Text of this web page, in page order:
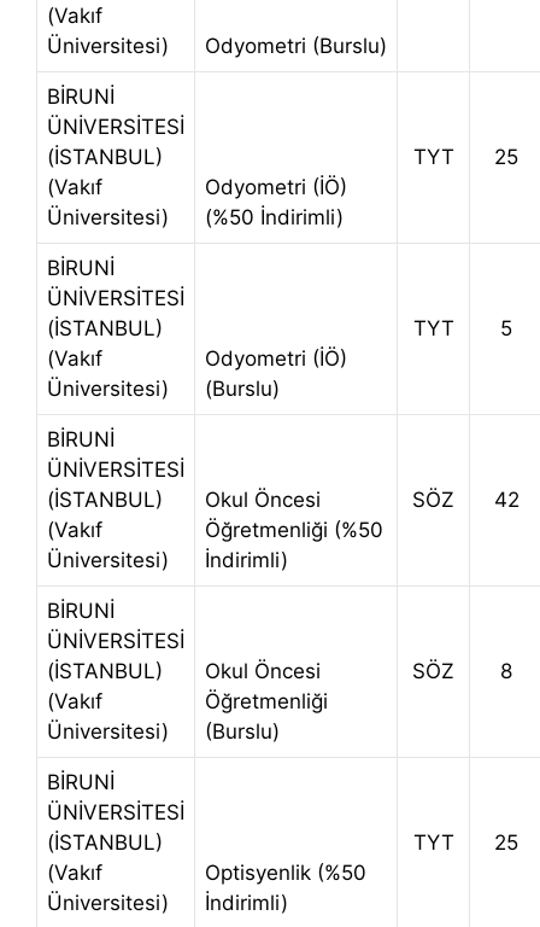
(Vakıf
Üniversitesi)
Odyometri (Burslu)
BİRUNİ
ÜNİVERSİTESİ
(İSTANBUL)
(Vakıf
Üniversitesi)
Odyometri (İÖ)
(%50 İndirimli)
TYT 25
BİRUNİ
ÜNİVERSİTESİ
(İSTANBUL)
(Vakıf
Üniversitesi)
Odyometri (İÖ)
(Burslu)
TYT 5
BİRUNİ
ÜNİVERSİTESİ
(İSTANBUL)
(Vakıf
Üniversitesi)
Okul Öncesi
Öğretmenliği (%50
İndirimli)
SÖZ 42
BİRUNİ
ÜNİVERSİTESİ
(İSTANBUL)
(Vakıf
Üniversitesi)
Okul Öncesi
Öğretmenliği
(Burslu)
SÖZ 8
BİRUNİ
ÜNİVERSİTESİ
(İSTANBUL)
(Vakıf
Üniversitesi)
Optisyenlik (%50
İndirimli)
TYT 25